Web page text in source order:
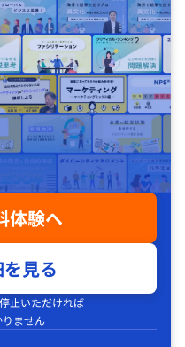
体験へ
見る
止いただければ
ません